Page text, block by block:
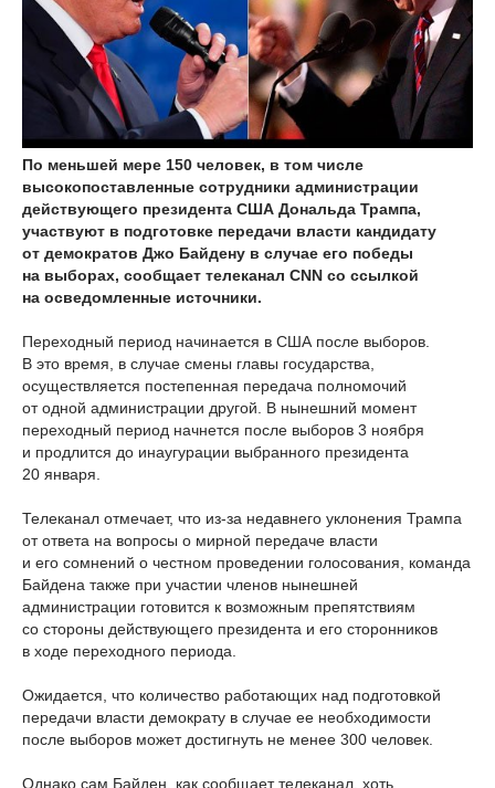
По меньшей мере 150 человек, в том числе
высокопоставленные сотрудники администрации
действующего президента США Дональда Трампа,
участвуют в подготовке передачи власти кандидату
от демократов Джо Байдену в случае его победы
на выборах, сообщает телеканал CNN со ссылкой
на осведомленные источники.
Переходный период начинается в США после выборов.
В это время, в случае смены главы государства,
осуществляется постепенная передача полномочий
от одной администрации другой. В нынешний момент
переходный период начнется после выборов 3 ноября
и продлится до инаугурации выбранного президента
20 января.
Телеканал отмечает, что из-за недавнего уклонения Трампа
от ответа на вопросы о мирной передаче власти
и его сомнений о честном проведении голосования, команда
Байдена также при участии членов нынешней
администрации готовится к возможным препятствиям
со стороны действующего президента и его сторонников
в ходе переходного периода.
Ожидается, что количество работающих над подготовкой
передачи власти демократу в случае ее необходимости
после выборов может достигнуть не менее 300 человек.
Однако сам Байден, как сообщает телеканал, хоть